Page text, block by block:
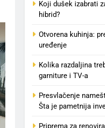
Koji dušek izabrati
hibrid?
Otvorena kuhinja:
uređenje
Kolika razdaljina
garniture i TV-a
Presvlačenje
Šta je pametnija
Priprema za